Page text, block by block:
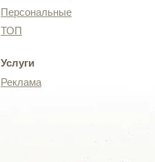
Персональные
ТОП
Услуги
Реклама